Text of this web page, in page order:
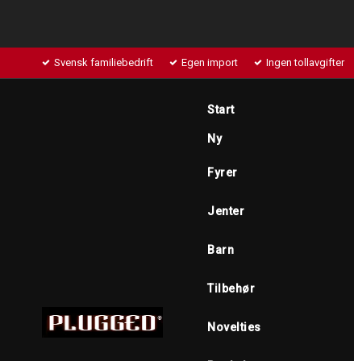
Svensk familiebedrift Egen import Ingen tollavgifter
Start
Ny
Fyrer
Jenter
Barn
Tilbehør
Novelties